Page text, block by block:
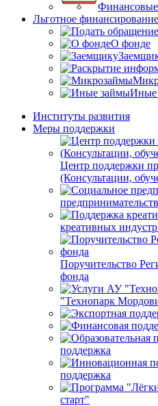
Финансовые
Льготное финансирование
О фонде
Иные
Институты развития
Меры поддержки
Центр поддержки
(Консультации,
креативных
Поручительство
фонда
"Технопарк
поддержка
поддержка
старт"